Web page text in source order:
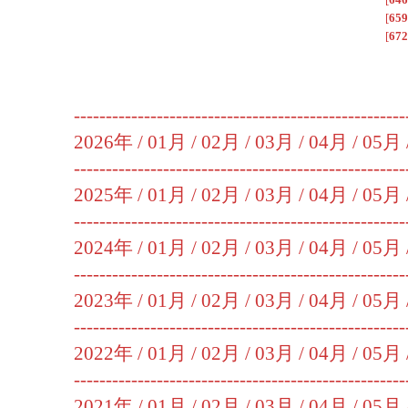
[659
[672
2026年 / 01月 / 02月 / 03月 / 04月 / 05月
2025年 / 01月 / 02月 / 03月 / 04月 / 05月
2024年 / 01月 / 02月 / 03月 / 04月 / 05月
2023年 / 01月 / 02月 / 03月 / 04月 / 05月
2022年 / 01月 / 02月 / 03月 / 04月 / 05月